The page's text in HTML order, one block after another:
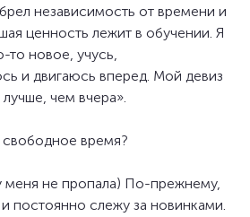
независимость от времени и
ценность лежит в обучении. Я
то новое, учусь,
и двигаюсь вперед. Мой девиз
чем вчера».
свободное время?
меня не пропала) По-прежнему,
постоянно слежу за новинками.